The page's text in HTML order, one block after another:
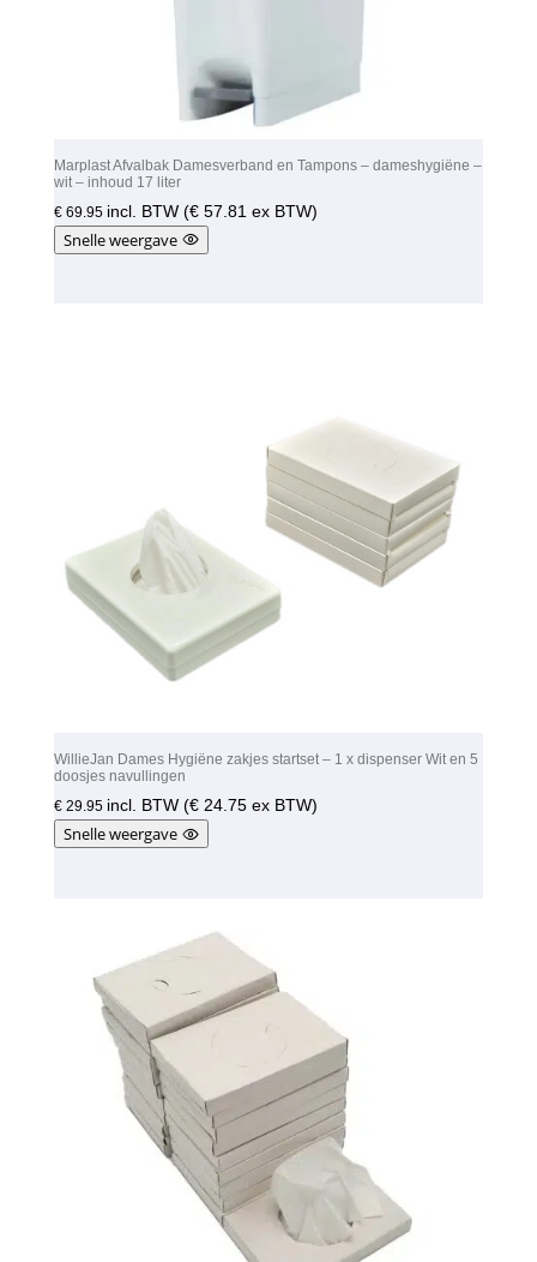
Marplast Afvalbak Damesverband en Tampons – dameshygiëne –
wit – inhoud 17 liter
€69.95 incl. BTW (€57.81 ex BTW)
Snelle weergave
WillieJan Dames Hygiëne zakjes startset – 1 x dispenser Wit en 5
doosjes navullingen
€29.95 incl. BTW (€24.75ex BTW)
Snelle weergave